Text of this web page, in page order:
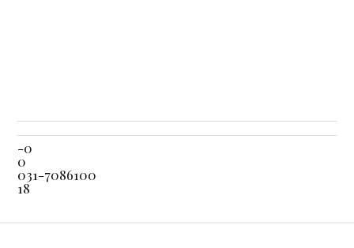
-0
0
031-7086100
18